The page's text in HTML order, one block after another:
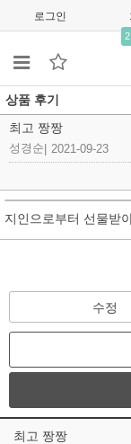
로그인
상품 후기
최고 짱짱
성경순 2021-09-23
지인으로부터 선물받
수정
최고 짱짱